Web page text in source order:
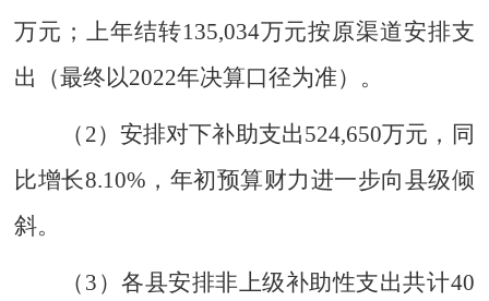
万元；
上年结转135,034万元按原渠道安排支
出（最终以2022年决算口径为准）。
（ 2）安排对下补助支出524,650万元 ，同
比增长8.10% ，年初预算财力进一步向县级倾
斜。
（ 3 ）各县安排非上级补助性支出共计40